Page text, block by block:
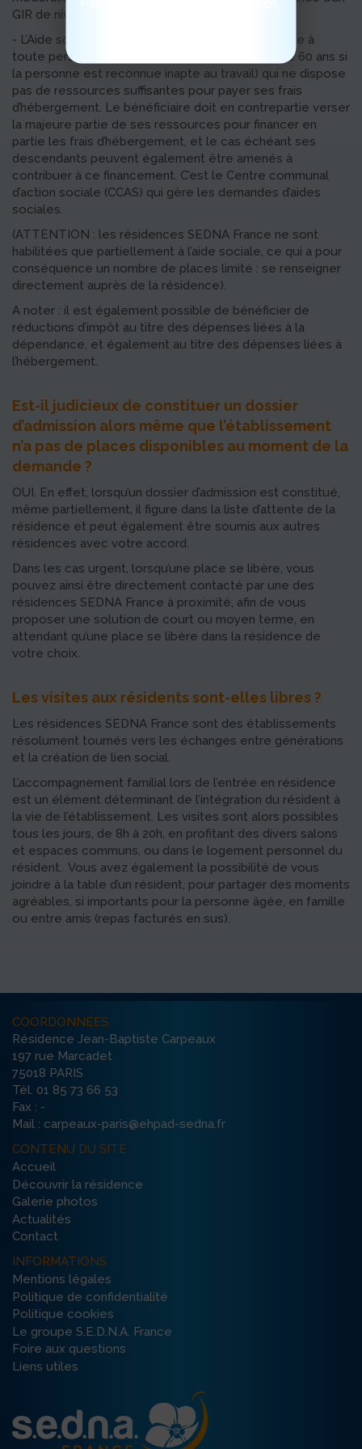
GIR de niveau 5-6.
- L’Aide sociale à l’hébergement : elle est attribuée à
toute personne de plus de 65 ans (ou de plus de 60 ans si
la personne est reconnue inapte au travail) qui ne dispose
pas de ressources suffisantes pour payer ses frais
d’hébergement. Le bénéficiaire doit en contrepartie verser
la majeure partie de ses ressources pour financer en
partie les frais d’hébergement, et le cas échéant ses
descendants peuvent également être amenés à
contribuer à ce financement. C’est le Centre communal
d’action sociale (CCAS) qui gère les demandes d’aides
sociales.
(ATTENTION : les résidences SEDNA France ne sont
habilitées que partiellement à l’aide sociale, ce qui a pour
conséquence un nombre de places limité : se renseigner
directement auprès de la résidence).
A noter : il est également possible de bénéficier de
réductions d’impôt au titre des dépenses liées à la
dépendance, et également au titre des dépenses liées à
l’hébergement.
Est-il judicieux de constituer un dossier
d’admission alors même que l’établissement
n’a pas de places disponibles au moment de la
demande ?
OUI. En effet, lorsqu’un dossier d’admission est constitué,
même partiellement, il figure dans la liste d’attente de la
résidence et peut également être soumis aux autres
résidences avec votre accord.
Dans les cas urgent, lorsqu’une place se libère, vous
pouvez ainsi être directement contacté par une des
résidences SEDNA France à proximité, afin de vous
proposer une solution de court ou moyen terme, en
attendant qu’une place se libère dans la résidence de
votre choix.
Les visites aux résidents sont-elles libres ?
Les résidences SEDNA France sont des établissements
résolument tournés vers les échanges entre générations
et la création de lien social.
L’accompagnement familial lors de l’entrée en résidence
est un élément déterminant de l’intégration du résident à
la vie de l’établissement. Les visites sont alors possibles
tous les jours, de 8h à 20h, en profitant des divers salons
et espaces communs, ou dans le logement personnel du
résident. Vous avez également la possibilité de vous
joindre à la table d’un résident, pour partager des moments
agréables, si importants pour la personne âgée, en famille
ou entre amis (repas facturés en sus).
COORDONNÉES
Résidence Jean-Baptiste Carpeaux
197 rue Marcadet
75018 PARIS
Tél. 01 85 73 66 53
Fax : -
Mail : carpeaux-paris@ehpad-sedna.fr
CONTENU DU SITE
Accueil
Découvrir la résidence
Galerie photos
Actualités
Contact
INFORMATIONS
Mentions légales
Politique de confidentialité
Politique cookies
Le groupe S.E.D.N.A. France
Foire aux questions
Liens utiles